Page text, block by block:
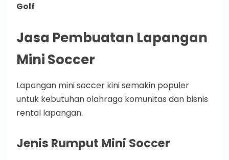
Golf
Jasa Pembuatan Lapangan
Mini Soccer
Lapangan mini soccer kini semakin populer
untuk kebutuhan olahraga komunitas dan bisnis
rental lapangan.
Jenis Rumput Mini Soccer